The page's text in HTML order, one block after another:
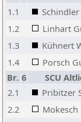
1.1
1.2
Linhart
1.3
Kühnert
1.4
Porsch
Br. 6 SCU
2.1
Pribitzer
2.2
Mokesch